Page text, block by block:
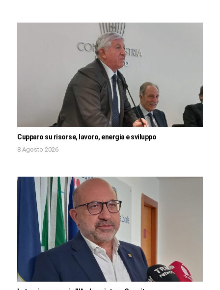
Cupparo su risorse, lavoro, energia e sviluppo
8 Agosto 2026